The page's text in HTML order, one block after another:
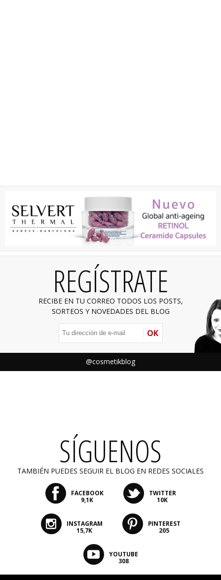
REGÍSTRATE
RECIBE EN TU CORREO TODOS LOS POSTS,
SORTEOS Y NOVEDADES DEL BLOG
OK
@cosmetikblog
SÍGUENOS
TAMBIÉN PUEDES SEGUIR EL BLOG EN REDES SOCIALES
FACEBOOK
9,1K
TWITTER
10K
INSTAGRAM
15,7K
PINTEREST
205
YOUTUBE
308